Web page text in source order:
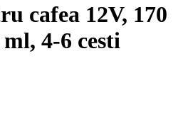
cafea 12V, 170
4-6 cesti